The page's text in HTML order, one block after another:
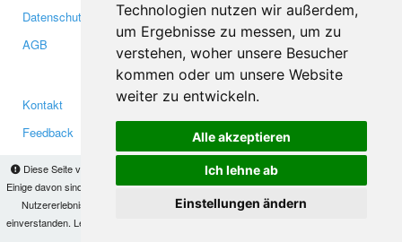
Technologien nutzen wir außerdem,
um Ergebnisse zu messen, um zu
verstehen, woher unsere Besucher
kommen oder um unsere Website
weiter zu entwickeln.
Alle akzeptieren
Ich lehne ab
Einstellungen ändern
Diese Seite verwendet Cookies, um Informationen auf Ihrem Computer zu speichern.
Einige davon sind notwendig, damit unsere Seite funktioniert, andere helfen uns dabei, das
Nutzererlebnis zu verbessern. Mit der Nutzung dieser Seite erklären Sie sich damit
einverstanden. Lesen Sie unsere
Datenschutzerklärung
AGB
Investoren
Medien
Kontakt
Feedback
Facebook
Twitter
YouTube
Google+